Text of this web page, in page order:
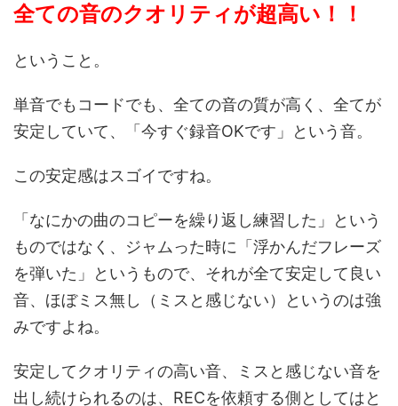
全ての音のクオリティが超高い！！
ということ。
単音でもコードでも、全ての音の質が高く、全てが
安定していて、「今すぐ録音OKです」という音。
この安定感はスゴイですね。
「なにかの曲のコピーを繰り返し練習した」という
ものではなく、ジャムった時に「浮かんだフレーズ
を弾いた」というもので、それが全て安定して良い
音、ほぼミス無し（ミスと感じない）というのは強
みですよね。
安定してクオリティの高い音、ミスと感じない音を
出し続けられるのは、RECを依頼する側としてはと